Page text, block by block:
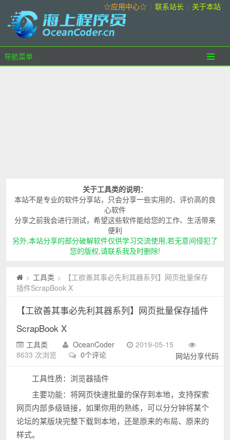
☆应用中心☆ 联系站长 关于本站
导航菜单
关于工具类的说明：
本站不是专业的软件分享站，只会分享一些实用的、评价高的良
心软件
分享之前我会进行测试，希望这些软件能给您的工作、生活带来
便利
另外,本站分享的部分破解软件仅供学习交流使用,若无意间侵犯了
您的版权,请联系我及时删除!
> 工具类 >
【工欲善其事必先利其器系列】网页批量保存
插件ScrapBook X
【工欲善其事必先利其器系列】网页批量保存插件
ScrapBook X
工具类 OceanCoder
2019-05-15
8633 次浏览
0个评论 网站分享代码
工具性质：浏览器插件
主要功能：将网页快速批量的保存到本地，支持探索
网页内部多级链接，如果你用的熟练，可以分分钟将某个
论坛的某版块完整下载到本地，还是原来的布局、原来的
样式。